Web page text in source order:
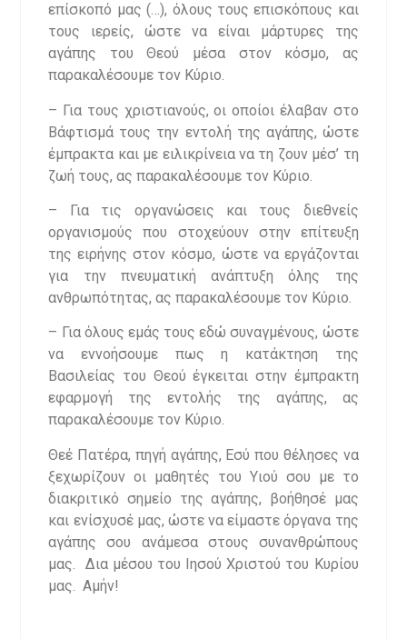
επίσκοπό μας (…), όλους τους επισκόπους και
τους ιερείς, ώστε να είναι μάρτυρες της
αγάπης του Θεού μέσα στον κόσμο, ας
παρακαλέσουμε τον Κύριο.
– Για τους χριστιανούς, οι οποίοι έλαβαν στο
Βάφτισμά τους την εντολή της αγάπης, ώστε
έμπρακτα και με ειλικρίνεια να τη ζουν μέσ’ τη
ζωή τους, ας παρακαλέσουμε τον Κύριο.
– Για τις οργανώσεις και τους διεθνείς
οργανισμούς που στοχεύουν στην επίτευξη
της ειρήνης στον κόσμο, ώστε να εργάζονται
για την πνευματική ανάπτυξη όλης της
ανθρωπότητας, ας παρακαλέσουμε τον Κύριο.
– Για όλους εμάς τους εδώ συναγμένους, ώστε
να εννοήσουμε πως η κατάκτηση της
Βασιλείας του Θεού έγκειται στην έμπρακτη
εφαρμογή της εντολής της αγάπης, ας
παρακαλέσουμε τον Κύριο.
Θεέ Πατέρα, πηγή αγάπης, Εσύ που θέλησες να
ξεχωρίζουν οι μαθητές του Υιού σου με το
διακριτικό σημείο της αγάπης, βοήθησέ μας
και ενίσχυσέ μας, ώστε να είμαστε όργανα της
αγάπης σου ανάμεσα στους συνανθρώπους
μας. Δια μέσου του Ιησού Χριστού του Κυρίου
μας. Αμήν!